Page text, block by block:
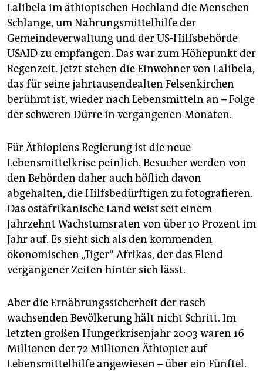
unterstützen
abo
genossenschaft
epaper login
Lalibela im äthiopischen Hochland die Menschen
Schlange, um Nahrungsmittelhilfe der
Gemeindeverwaltung und der US-Hilfsbehörde
USAID zu empfangen. Das war zum Höhepunkt der
Regenzeit. Jetzt stehen die Einwohner von Lalibela,
das für seine jahrtausendealten Felsenkirchen
berühmt ist, wieder nach Lebensmitteln an – Folge
der schweren Dürre in vergangenen Monaten.
Für Äthiopiens Regierung ist die neue
Lebensmittelkrise peinlich. Besucher werden von
den Behörden daher auch höflich davon
abgehalten, die Hilfsbedürftigen zu fotografieren.
Das ostafrikanische Land weist seit einem
Jahrzehnt Wachstumsraten von über 10 Prozent im
Jahr auf. Es sieht sich als den kommenden
ökonomischen „Tiger“ Afrikas, der das Elend
vergangener Zeiten hinter sich lässt.
Aber die Ernährungssicherheit der rasch
wachsenden Bevölkerung hält nicht Schritt. Im
letzten großen Hungerkrisenjahr 2003 waren 16
Millionen der 72 Millionen Äthiopier auf
Lebensmittelhilfe angewiesen – über ein Fünftel.